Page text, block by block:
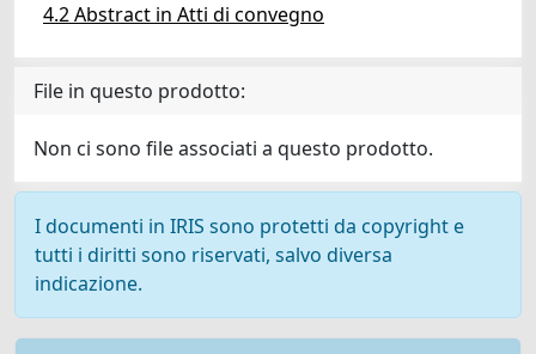
4.2 Abstract in Atti di convegno
File in questo prodotto:
Non ci sono file associati a questo prodotto.
I documenti in IRIS sono protetti da copyright e
tutti i diritti sono riservati, salvo diversa
indicazione.